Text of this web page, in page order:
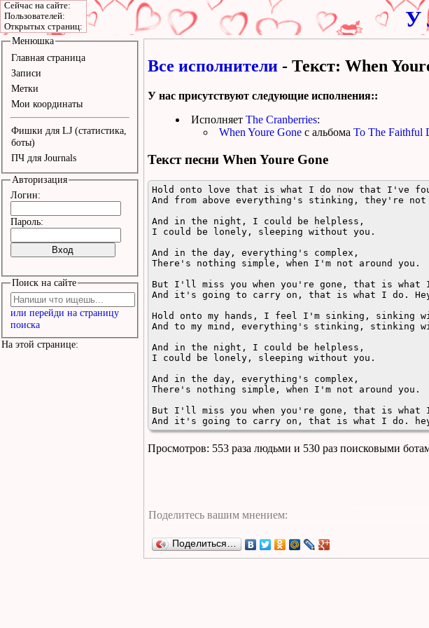
У
Все исполнители - Текст: When
У нас присутствуют следующие исполнения::
Исполняет The Cranberries:
When Youre Gone с альбома To The Faithful
Текст песни When Youre Gone
Hold onto love that is what I do now that I've
And from above everything's stinking, they're not
And in the night, I could be helpless,
I could be lonely, sleeping without you.
And in the day, everything's complex,
There's nothing simple, when I'm not around you.
But I'll miss you when you're gone, that is what
And it's going to carry on, that is what I do.
Hold onto my hands, I feel I'm sinking, sinking
And to my mind, everything's stinking, stinking
And in the night, I could be helpless,
I could be lonely, sleeping without you.
And in the day, everything's complex,
There's nothing simple, when I'm not around you.
But I'll miss you when you're gone, that is what
And it's going to carry on, that is what I do.
Просмотров: 553 раза людьми и 530 раз поисковыми
Поделиться…
Менюшка
Главная страница
Записи
Метки
Мои координаты
Фишки для LJ (статистика,
боты)
ПЧ для Journals
Авторизация
Логин:
Пароль:
Поиск на сайте
или перейди на страницу
поиска
На этой странице:
Сейчас на сайте:
Пользователей:
Открытых страниц: